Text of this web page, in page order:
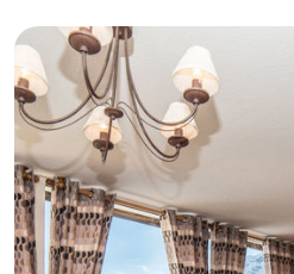
ORGANISER SON SÉJOUR
RECHERCHER
FR
GB
IT